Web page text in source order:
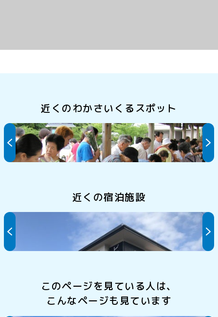
近くのわかさいくるスポット
美浜ハートフル朝市～おいしい自然、ハートフル美浜
～
近くの宿泊施設
ビジネスホテル西郷
このページを見ている人は、
こんなページも見ています